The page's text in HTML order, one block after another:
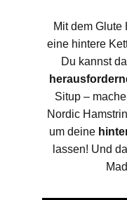
Mit dem
eine hintere
Du kannst
Situp –
Nordic
um deine
lassen! Und